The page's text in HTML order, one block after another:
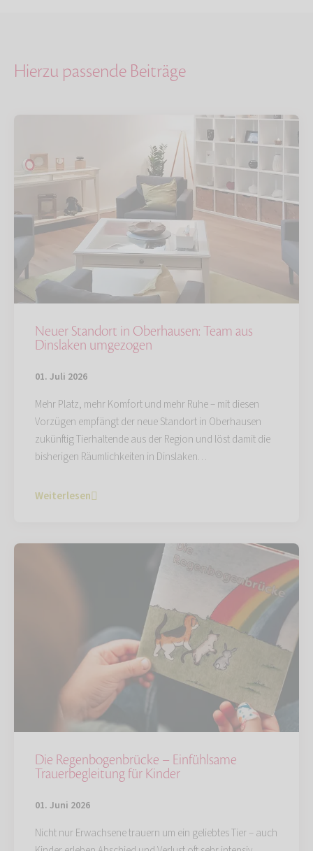
Hierzu passende Beiträge
Neuer Standort in Oberhausen: Team aus
Dinslaken umgezogen
01. Juli 2026
Mehr Platz, mehr Komfort und mehr Ruhe – mit diesen
Vorzügen empfängt der neue Standort in Oberhausen
zukünftig Tierhaltende aus der Region und löst damit die
bisherigen Räumlichkeiten in Dinslaken…
Weiterlesen
Die Regenbogenbrücke – Einfühlsame
Trauerbegleitung für Kinder
01. Juni 2026
Nicht nur Erwachsene trauern um ein geliebtes Tier – auch